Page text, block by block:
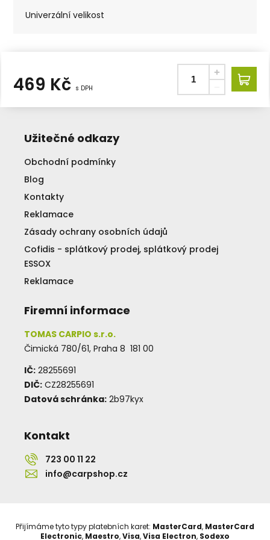
Univerzální velikost
469 Kč s DPH
Užitečné odkazy
Obchodní podmínky
Blog
Kontakty
Reklamace
Zásady ochrany osobních údajů
Cofidis - splátkový prodej, splátkový prodej
ESSOX
Reklamace
Firemní informace
TOMAS CARPIO s.r.o.
Čimická 780/61, Praha 8 181 00
IČ: 28255691
DIČ: CZ28255691
Datová schránka: 2b97kyx
Kontakt
723 00 11 22
info@carpshop.cz
Přijímáme tyto typy platebních karet: MasterCard, MasterCard
Electronic, Maestro,Visa,Visa Electron, Sodexo